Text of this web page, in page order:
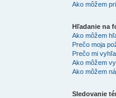
Ako môžem
Hľadanie na
Ako môžem
Prečo moja
Prečo mi
Ako môžem
Ako môžem
Sledovanie